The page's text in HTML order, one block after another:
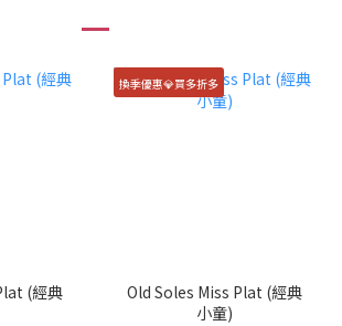
(經典
換季優惠💎買多折多
Old Soles Miss Plat (經典
小童)